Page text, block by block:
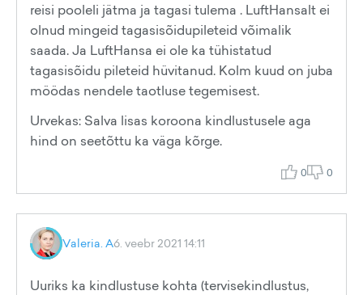
reisi pooleli jätma ja tagasi tulema . LuftHansalt ei
olnud mingeid tagasisõidupileteid võimalik
saada. Ja LuftHansa ei ole ka tühistatud
tagasisõidu pileteid hüvitanud. Kolm kuud on juba
möödas nendele taotluse tegemisest.
Urvekas: Salva lisas koroona kindlustusele aga
hind on seetõttu ka väga kõrge.
0 0
Valeria. A6. veebr 2021 14:11
Uuriks ka kindlustuse kohta (tervisekindlustus,